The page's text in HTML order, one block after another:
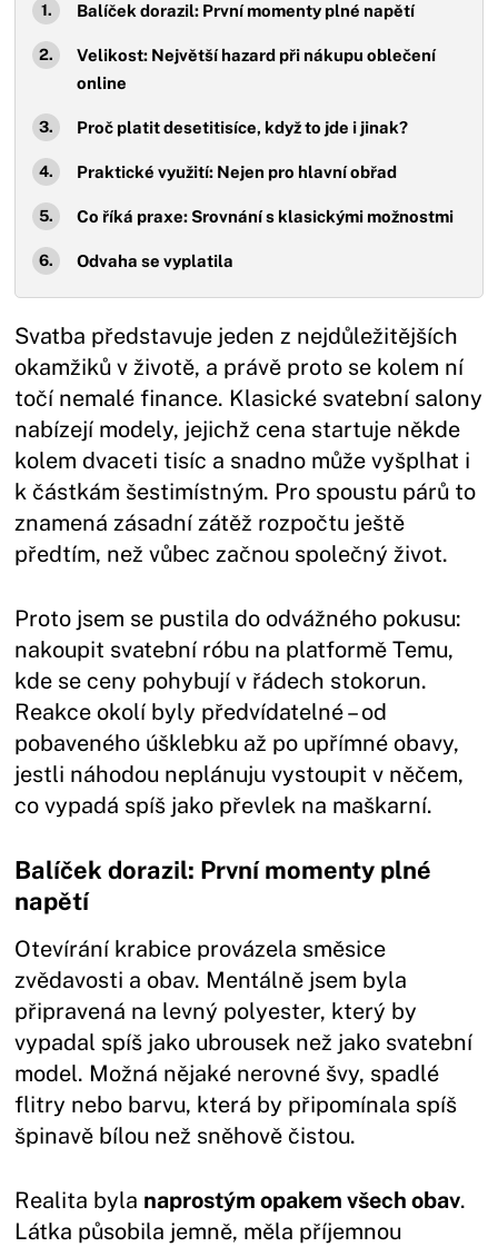
Balíček dorazil: První momenty plné napětí
Velikost: Největší hazard při nákupu oblečení
online
Proč platit desetitisíce, když to jde i jinak?
Praktické využití: Nejen pro hlavní obřad
Co říká praxe: Srovnání s klasickými možnostmi
Odvaha se vyplatila
Svatba představuje jeden z nejdůležitějších
okamžiků v životě, a právě proto se kolem ní
točí nemalé finance. Klasické svatební salony
nabízejí modely, jejichž cena startuje někde
kolem dvaceti tisíc a snadno může vyšplhat i
k částkám šestimístným. Pro spoustu párů to
znamená zásadní zátěž rozpočtu ještě
předtím, než vůbec začnou společný život.
Proto jsem se pustila do odvážného pokusu:
nakoupit svatební róbu na platformě Temu,
kde se ceny pohybují v řádech stokorun.
Reakce okolí byly předvídatelné – od
pobaveného úšklebku až po upřímné obavy,
jestli náhodou neplánuju vystoupit v něčem,
co vypadá spíš jako převlek na maškarní.
Balíček dorazil: První momenty plné
napětí
Otevírání krabice provázela směsice
zvědavosti a obav. Mentálně jsem byla
připravená na levný polyester, který by
vypadal spíš jako ubrousek než jako svatební
model. Možná nějaké nerovné švy, spadlé
flitry nebo barvu, která by připomínala spíš
špinavě bílou než sněhově čistou.
Realita byla naprostým opakem všech obav.
Látka působila jemně, měla příjemnou